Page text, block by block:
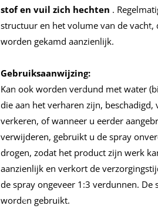
stof en vuil zich hechten .
structuur en het volume van de vacht,
worden gekamd aanzienlijk.
Gebruiksaanwijzing:
Kan ook worden verdund met water
die aan het verharen zijn,
verkeren, of wanneer u eerder
verwijderen, gebruikt u de spray
drogen, zodat het product zijn werk
aanzienlijk en verkort de
de spray ongeveer 1:3 verdunnen. De
worden gebruikt.